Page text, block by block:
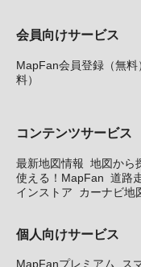
会員向けサービス
MapFan会員登録（無料
料）
コンテンツサービス
最新地図情報 地図から
使える！MapFan 道路
インストア
カーナビ地
個人向けサービス
MapFanプレミアム ス